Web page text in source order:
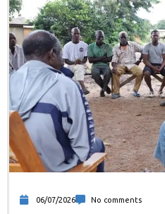
06/07/2026 No comments